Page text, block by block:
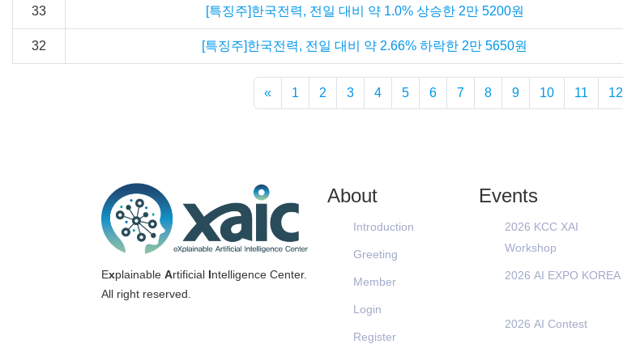
33 [특징주]한국전력, 전일 대비 약 1.0% 상승한 2만 5200원
32 [특징주]한국전력, 전일 대비 약 2.66% 하락한 2만 5650원
« 1 2 3 4 5 6 7 8 9 10 11 12
Explainable Artificial Intelligence Center.
All right reserved.
About
Introduction
Greeting
Member
Login
Register
Events
2026 KCC XAI
Workshop
2026 AI EXPO KOREA
2026 AI Contest